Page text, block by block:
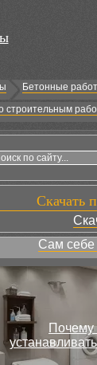
Бетонные
строительным
Скачать
Сам себе
Почему